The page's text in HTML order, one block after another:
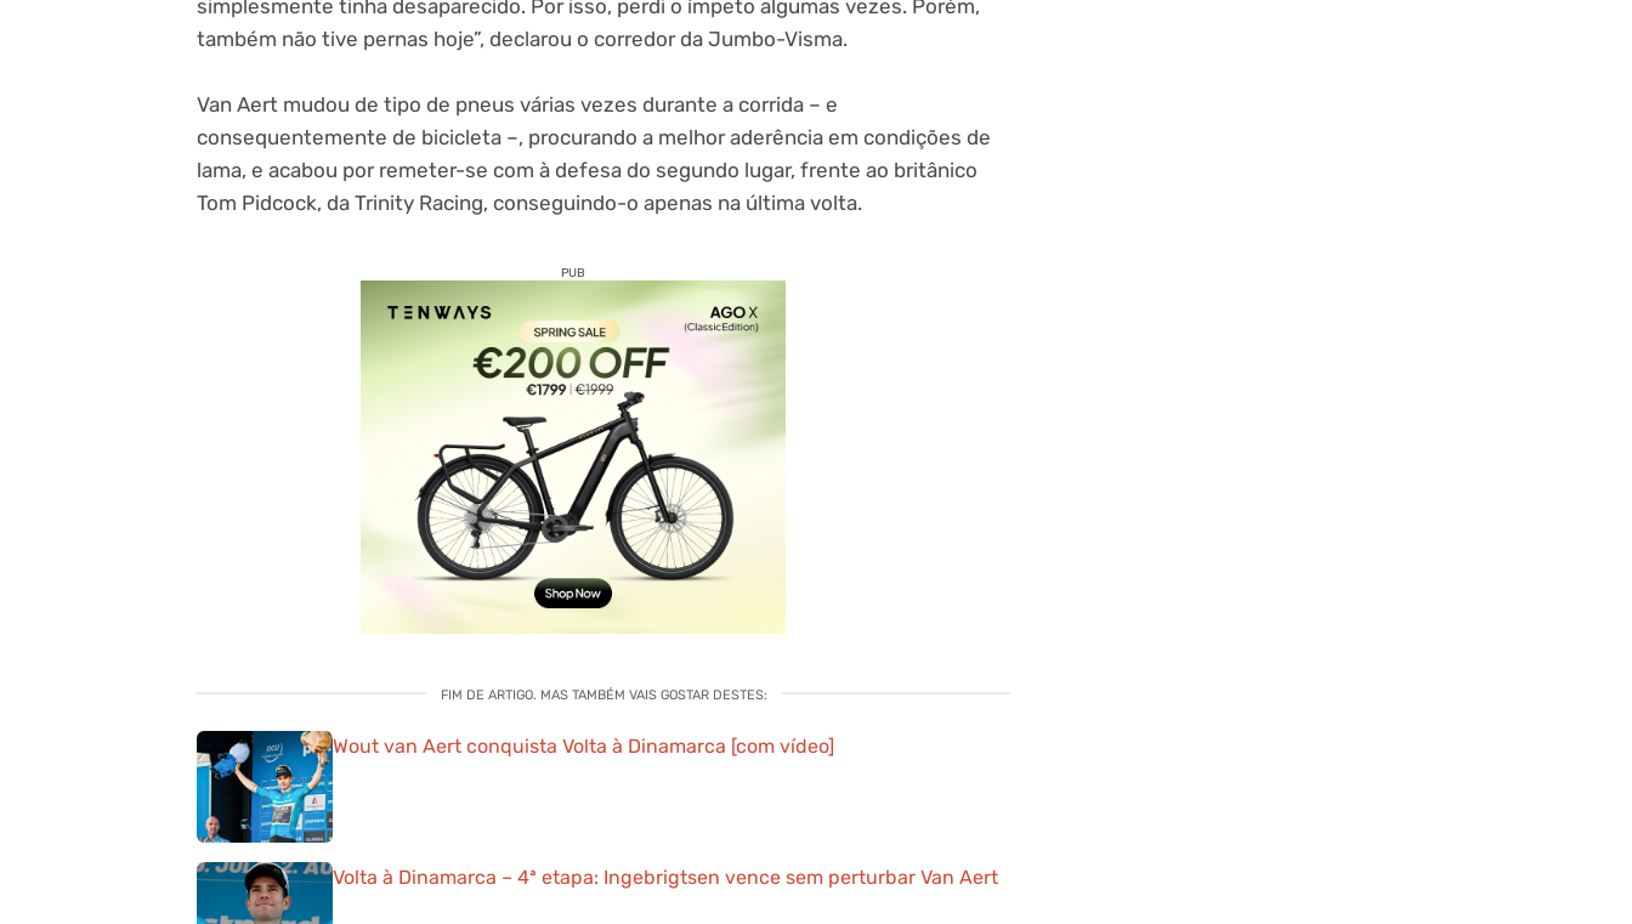
simplesmente tinha desaparecido. Por isso, perdi o ímpeto algumas vezes. Porém,
também não tive pernas hoje”, declarou o corredor da Jumbo-Visma.
Van Aert mudou de tipo de pneus várias vezes durante a corrida – e
consequentemente de bicicleta –, procurando a melhor aderência em condições de
lama, e acabou por remeter-se com à defesa do segundo lugar, frente ao britânico
Tom Pidcock, da Trinity Racing, conseguindo-o apenas na última volta.
PUB
FIM DE ARTIGO. MAS TAMBÉM VAIS GOSTAR DESTES:
Wout van Aert conquista Volta à Dinamarca [com vídeo]
Volta à Dinamarca – 4ª etapa: Ingebrigtsen vence sem perturbar Van Aert